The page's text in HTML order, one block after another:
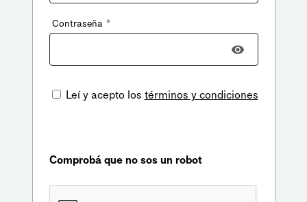
Contraseña *
Leí y acepto los términos y condiciones
Comprobá que no sos un robot